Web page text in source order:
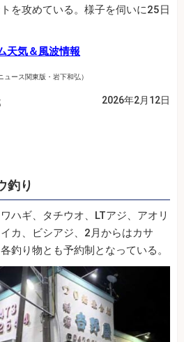
を攻めている。様子を伺いに25日
天気＆風波情報
ュース関東版・岩下和弘）
2026年2月12日
釣り
ハギ、タチウオ、LTアジ、アオリ
カ、ビシアジ、2月からはカサ
釣り物とも予約制となっている。